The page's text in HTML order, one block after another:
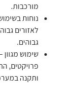
מורכבות.
נוחות
לאזורים
גבוהים.
שימוש
פרויקטים,
ותקנה